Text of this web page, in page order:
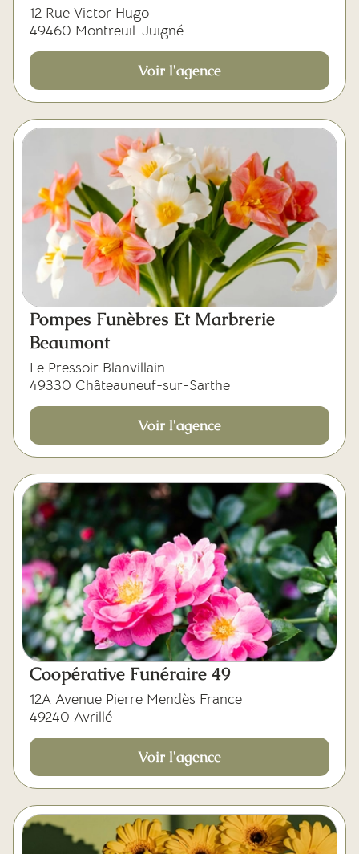
12 Rue Victor Hugo
49460 Montreuil-Juigné
Voir l'agence
Pompes Funèbres Et Marbrerie
Beaumont
Le Pressoir Blanvillain
49330 Châteauneuf-sur-Sarthe
Voir l'agence
Coopérative Funéraire 49
12A Avenue Pierre Mendès France
49240 Avrillé
Voir l'agence